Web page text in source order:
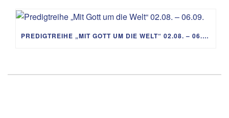
PREDIGTREIHE „MIT GOTT UM DIE WELT“ 02.08. – 06.09.